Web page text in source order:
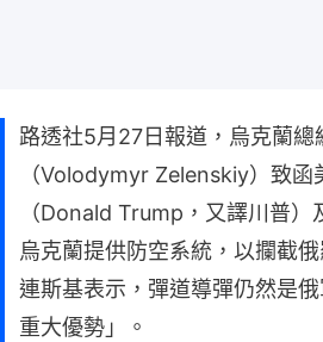
路透社5月27日報道，烏克蘭總
（Volodymyr Zelenskiy）致函
（Donald Trump，又譯川普）
烏克蘭提供防空系統，以攔截
連斯基表示，彈道導彈仍然是
重大優勢」。